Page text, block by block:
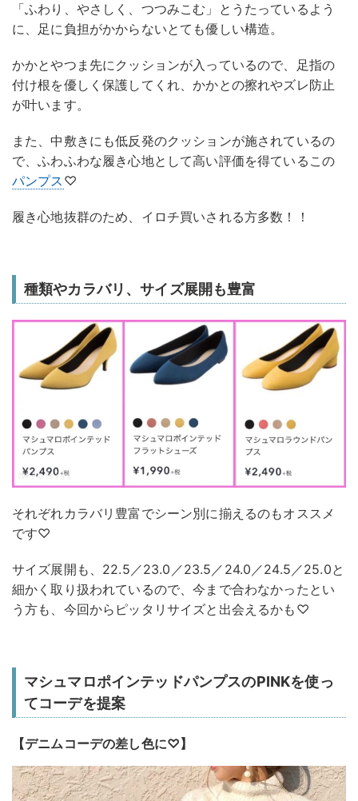
「ふわり、やさしく、つつみこむ」とうたっているよう
に、足に負担がかからないとても優しい構造。
かかとやつま先にクッションが入っているので、足指の
付け根を優しく保護してくれ、かかとの擦れやズレ防止
が叶います。
また、中敷きにも低反発のクッションが施されているの
で、ふわふわな履き心地として高い評価を得ているこの
パンプス ♡
履き心地抜群のため、イロチ買いされる方多数！！
種類やカラバリ、サイズ展開も豊富
それぞれカラバリ豊富でシーン別に揃えるのもオススメ
です♡
サイズ展開も、22.5／23.0／23.5／24.0／24.5／25.0と
細かく取り扱われているので、今まで合わなかったとい
う方も、今回からピッタリサイズと出会えるかも♡
マシュマロポインテッドパンプスのPINKを使っ
てコーデを提案
【デニムコーデの差し色に♡】